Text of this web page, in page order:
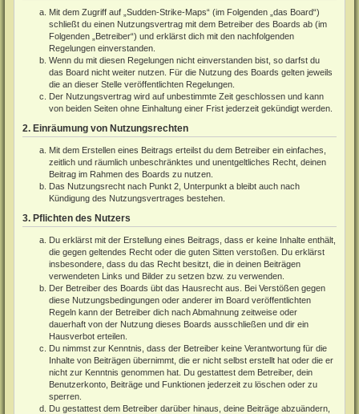
Mit dem Zugriff auf „Sudden-Strike-Maps“ (im Folgenden „das Board“)
schließt du einen Nutzungsvertrag mit dem Betreiber des Boards ab (im
Folgenden „Betreiber“) und erklärst dich mit den nachfolgenden
Regelungen einverstanden.
Wenn du mit diesen Regelungen nicht einverstanden bist, so darfst du
das Board nicht weiter nutzen. Für die Nutzung des Boards gelten jeweils
die an dieser Stelle veröffentlichten Regelungen.
Der Nutzungsvertrag wird auf unbestimmte Zeit geschlossen und kann
von beiden Seiten ohne Einhaltung einer Frist jederzeit gekündigt werden.
2. Einräumung von Nutzungsrechten
Mit dem Erstellen eines Beitrags erteilst du dem Betreiber ein einfaches,
zeitlich und räumlich unbeschränktes und unentgeltliches Recht, deinen
Beitrag im Rahmen des Boards zu nutzen.
Das Nutzungsrecht nach Punkt 2, Unterpunkt a bleibt auch nach
Kündigung des Nutzungsvertrages bestehen.
3. Pflichten des Nutzers
Du erklärst mit der Erstellung eines Beitrags, dass er keine Inhalte enthält,
die gegen geltendes Recht oder die guten Sitten verstoßen. Du erklärst
insbesondere, dass du das Recht besitzt, die in deinen Beiträgen
verwendeten Links und Bilder zu setzen bzw. zu verwenden.
Der Betreiber des Boards übt das Hausrecht aus. Bei Verstößen gegen
diese Nutzungsbedingungen oder anderer im Board veröffentlichten
Regeln kann der Betreiber dich nach Abmahnung zeitweise oder
dauerhaft von der Nutzung dieses Boards ausschließen und dir ein
Hausverbot erteilen.
Du nimmst zur Kenntnis, dass der Betreiber keine Verantwortung für die
Inhalte von Beiträgen übernimmt, die er nicht selbst erstellt hat oder die er
nicht zur Kenntnis genommen hat. Du gestattest dem Betreiber, dein
Benutzerkonto, Beiträge und Funktionen jederzeit zu löschen oder zu
sperren.
Du gestattest dem Betreiber darüber hinaus, deine Beiträge abzuändern,